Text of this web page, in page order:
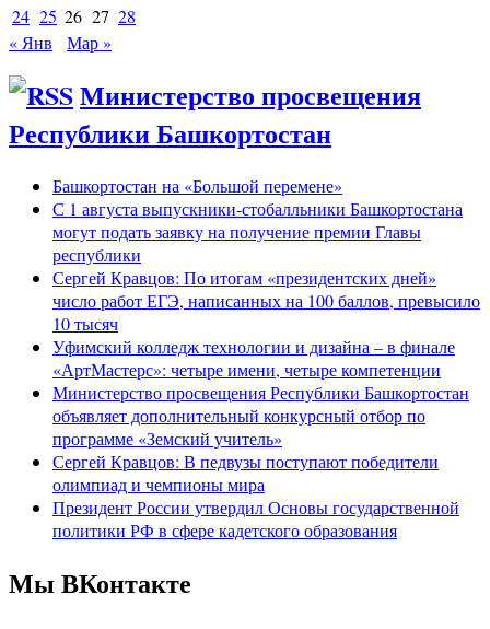
24 25 26 27 28
« Янв
Мар »
Министерство просвещения
Республики Башкортостан
Башкортостан на «Большой перемене»
С 1 августа выпускники-стобалльники Башкортостана
могут подать заявку на получение премии Главы
республики
Сергей Кравцов: По итогам «президентских дней»
число работ ЕГЭ, написанных на 100 баллов, превысило
10 тысяч
Уфимский колледж технологии и дизайна – в финале
«АртМастерс»: четыре имени, четыре компетенции
Министерство просвещения Республики Башкортостан
объявляет дополнительный конкурсный отбор по
программе «Земский учитель»
Сергей Кравцов: В педвузы поступают победители
олимпиад и чемпионы мира
Президент России утвердил Основы государственной
политики РФ в сфере кадетского образования
Мы ВКонтакте